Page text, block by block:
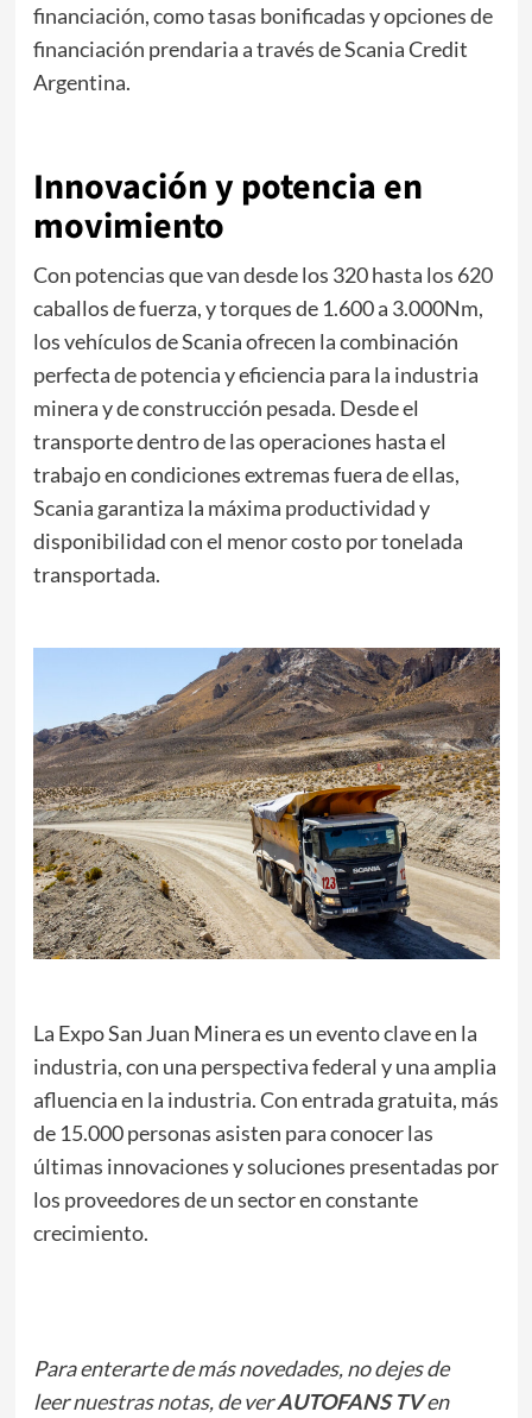
financiación, como tasas bonificadas y opciones de
financiación prendaria a través de Scania Credit
Argentina.
Innovación y potencia en
movimiento
Con potencias que van desde los 320 hasta los 620
caballos de fuerza, y torques de 1.600 a 3.000Nm,
los vehículos de Scania ofrecen la combinación
perfecta de potencia y eficiencia para la industria
minera y de construcción pesada. Desde el
transporte dentro de las operaciones hasta el
trabajo en condiciones extremas fuera de ellas,
Scania garantiza la máxima productividad y
disponibilidad con el menor costo por tonelada
transportada.
La Expo San Juan Minera es un evento clave en la
industria, con una perspectiva federal y una amplia
afluencia en la industria. Con entrada gratuita, más
de 15.000 personas asisten para conocer las
últimas innovaciones y soluciones presentadas por
los proveedores de un sector en constante
crecimiento.
Para enterarte de más novedades, no dejes de
leernuestras notas, de ver AUTOFANS TVen